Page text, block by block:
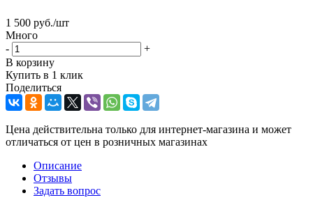
1 500 руб./шт
Много
-
+
В корзину
Купить в 1 клик
Поделиться
Цена действительна только для интернет-магазина и может
отличаться от цен в розничных магазинах
Описание
Отзывы
Задать вопрос